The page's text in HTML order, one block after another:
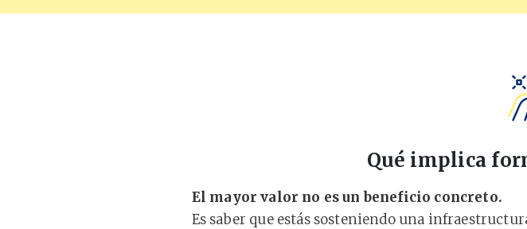
Qué implica
El mayor valor no es un beneficio concreto.
Es saber que estás sosteniendo una